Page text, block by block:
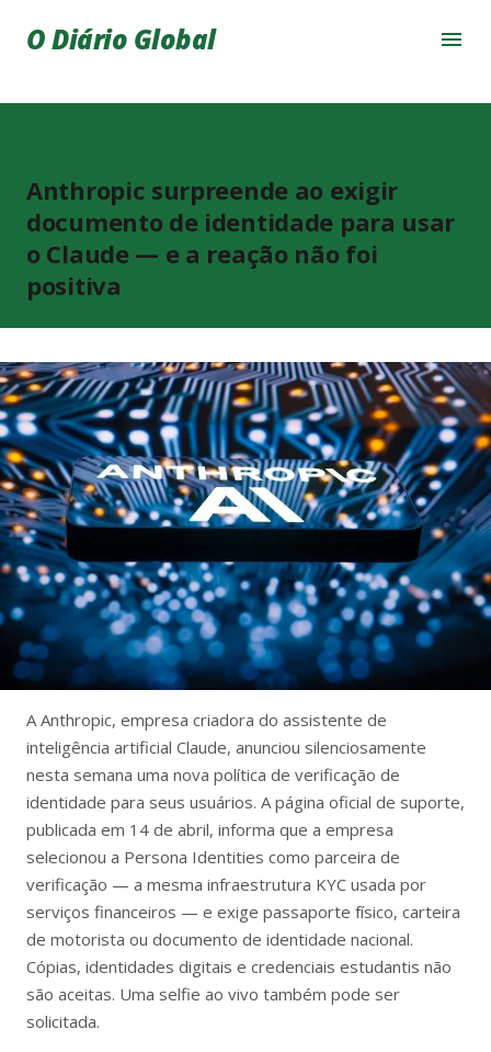
Pular para o conteúdo principal
O Diário Global
Anthropic surpreende ao exigir
documento de identidade para usar
o Claude — e a reação não foi
positiva
A Anthropic, empresa criadora do assistente de
inteligência artificial Claude, anunciou silenciosamente
nesta semana uma nova política de verificação de
identidade para seus usuários. A página oficial de suporte,
publicada em 14 de abril, informa que a empresa
selecionou a Persona Identities como parceira de
verificação — a mesma infraestrutura KYC usada por
serviços financeiros — e exige passaporte físico, carteira
de motorista ou documento de identidade nacional.
Cópias, identidades digitais e credenciais estudantis não
são aceitas. Uma selfie ao vivo também pode ser
solicitada.